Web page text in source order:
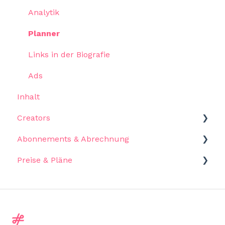
Vorschläge
Casting Call
Inhalt
Führen Sie Ihre Abfrage aus
Verwalten Sie Ihre Benachrichtigung
Anwendungsfälle
Einblicke-Dashboards
Pools
Rechnungen
FAQ
Analytik
Planner
Links in der Biografie
Ads
Inhalt
Creators
Casting Calls
Payments
Abonnements & Abrechnung
Abonnements
Preise & Pläne